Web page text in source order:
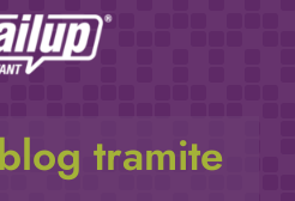
tramite